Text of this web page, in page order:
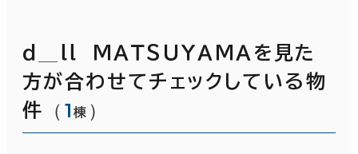
ｄ＿ｌｌ ＭＡＴＳＵＹＡＭＡを見た
方が合わせてチェックしている物
件
（ 1棟 ）